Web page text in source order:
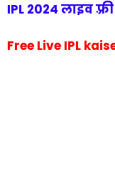
IPL 2024 लाइव
Free Live IPL